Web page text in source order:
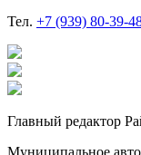
Тел. +7 (939) 80-39-
Главный редактор